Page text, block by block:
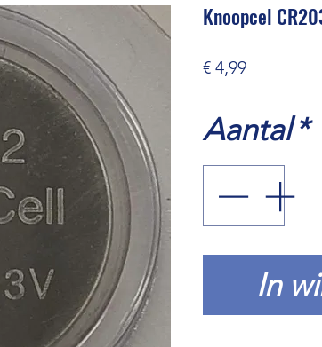
Knoopcel
€ 4,99Prijs
Aantal*
In